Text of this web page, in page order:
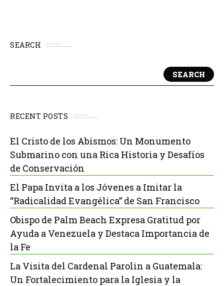
SEARCH
SEARCH
RECENT POSTS
El Cristo de los Abismos: Un Monumento
Submarino con una Rica Historia y Desafíos
de Conservación
El Papa Invita a los Jóvenes a Imitar la
“Radicalidad Evangélica” de San Francisco
Obispo de Palm Beach Expresa Gratitud por
Ayuda a Venezuela y Destaca Importancia de
la Fe
La Visita del Cardenal Parolin a Guatemala:
Un Fortalecimiento para la Iglesia y la